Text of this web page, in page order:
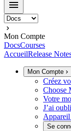
Mon Compte
DocsCourses
AccueilRelease
Mon Compte
Créez
Choose
Votre
J’ai
Appareil
Se